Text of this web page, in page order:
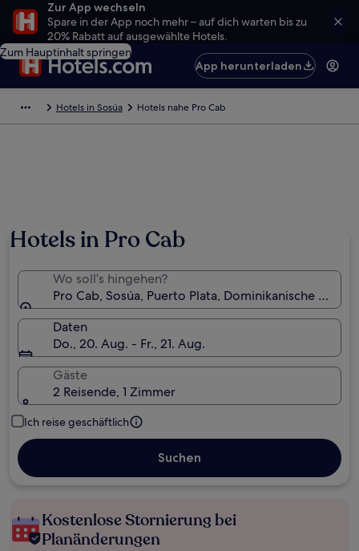
Zur App wechseln
Spare in der App noch mehr – auf dich warten bis zu
20% Rabatt auf ausgewählte Hotels.
Zum Hauptinhalt springen
App herunterladen
Hotels in Sosúa Hotels nahe Pro Cab
Hotels in Pro Cab
Wo soll’s hingehen?
Pro Cab, Sosúa, Puerto Plata, Dominikanische
Daten
Do., 20. Aug. - Fr., 21. Aug.
Gäste
2 Reisende, 1 Zimmer
Ich reise geschäftlich
Suchen
Kostenlose Stornierung bei
Planänderungen